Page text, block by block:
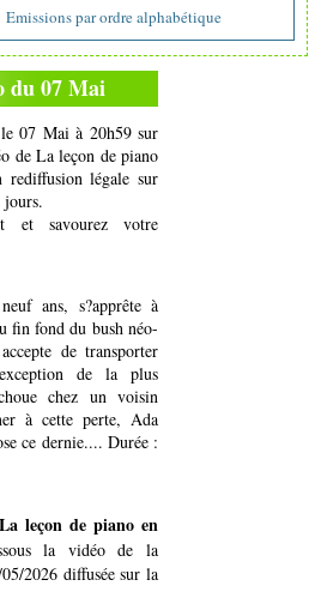
Emissions par ordre alphabétique
du 07 Mai
07 Mai à 20h59 sur
de La leçon de piano
rediffusion légale sur
et savourez votre
ans, s?apprête à
fin fond du bush néo-
de transporter
de la plus
chez un voisin
à cette perte, Ada
ce dernie.... Durée :
La leçon de piano en
la vidéo de la
2026 diffusée sur la